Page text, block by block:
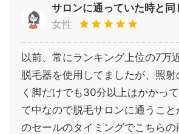
サロンに通っていた時と同
女性
以前、常にランキング上位の7万
脱毛器を使用してましたが、照射
く脚だけでも30分以上はかかっ
て中なので脱毛サロンに通うこと
のセールのタイミングでこちらの